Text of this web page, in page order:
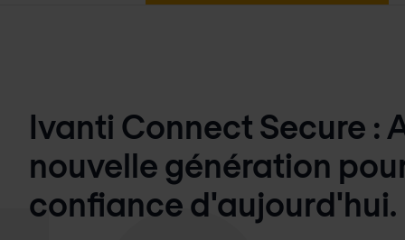
Ivanti Connect Secure :
nouvelle génération
confiance d'aujourd'hui.